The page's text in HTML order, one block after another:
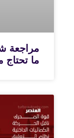
ما تحتاج